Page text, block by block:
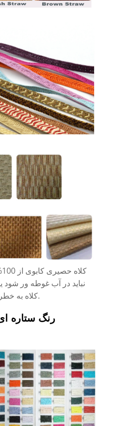
نباید در آب غوطه ور شود
کلاه به خطر افتاده است نگهداری شود.
رنگ ستاره